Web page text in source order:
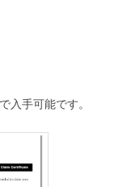
入手可能です。